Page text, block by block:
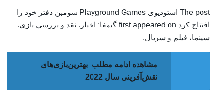
The post استودیوی Playground Games سومین دفتر خود را
افتتاح کرد first appeared on گیمفا: اخبار، نقد و بررسی بازی،
سینما، فیلم و سریال.
مشاهده ادامه مطلب بهترین‌بازی‌های
نقش‌آفرینی سال 2022